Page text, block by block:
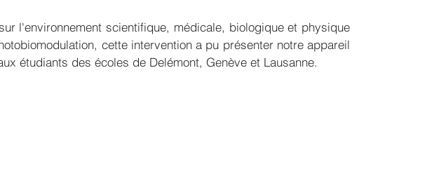
l'environnement scientifique, médicale, biologique et physique
cette intervention a pu présenter notre appareil
étudiants des écoles de Delémont, Genève et Lausanne.